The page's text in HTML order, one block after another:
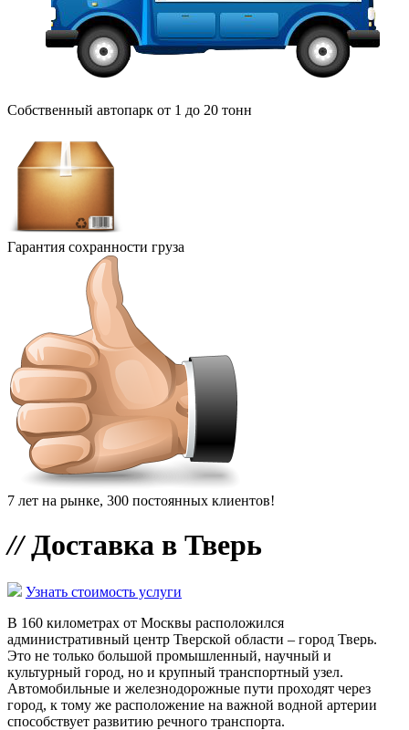
Собственный автопарк от 1 до 20 тонн
Гарантия сохранности груза
7 лет на рынке, 300 постоянных клиентов!
//Доставка в Тверь
Узнать стоимость услуги
В 160 километрах от Москвы расположился
административный центр Тверской области – город Тверь.
Это не только большой промышленный, научный и
культурный город, но и крупный транспортный узел.
Автомобильные и железнодорожные пути проходят через
город, к тому же расположение на важной водной артерии
способствует развитию речного транспорта.